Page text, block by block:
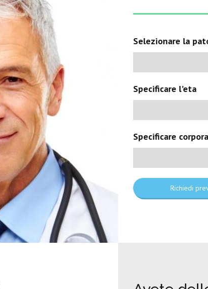
Selezionare la
Specificare l'eta
Specificare
Richiedi